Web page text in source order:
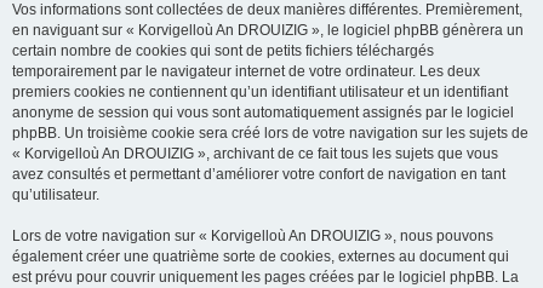
Vos informations sont collectées de deux manières différentes. Premièrement,
en naviguant sur « Korvigelloù An DROUIZIG », le logiciel phpBB génèrera un
certain nombre de cookies qui sont de petits fichiers téléchargés
temporairement par le navigateur internet de votre ordinateur. Les deux
premiers cookies ne contiennent qu’un identifiant utilisateur et un identifiant
anonyme de session qui vous sont automatiquement assignés par le logiciel
phpBB. Un troisième cookie sera créé lors de votre navigation sur les sujets de
« Korvigelloù An DROUIZIG », archivant de ce fait tous les sujets que vous
avez consultés et permettant d’améliorer votre confort de navigation en tant
qu’utilisateur.
Lors de votre navigation sur « Korvigelloù An DROUIZIG », nous pouvons
également créer une quatrième sorte de cookies, externes au document qui
est prévu pour couvrir uniquement les pages créées par le logiciel phpBB. La